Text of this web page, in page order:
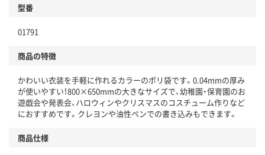
型番
01791
商品の特徴
かわいい衣装を手軽に作れるカラーのポリ袋です。0.04mmの厚み
が使いやすい！800×650mmの大きなサイズで、幼稚園・保育園のお
遊戯会や発表会、ハロウィンやクリスマスのコスチューム作りなど
におすすめです。クレヨンや油性ペンでの書き込みもできます。
商品仕様